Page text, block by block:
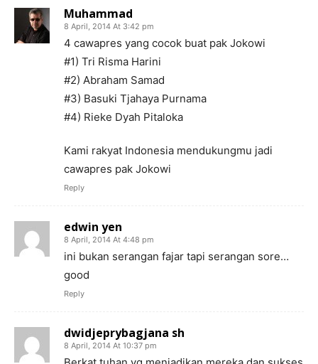
Muhammad
8 April, 2014 At 3:42 pm
4 cawapres yang cocok buat pak Jokowi
#1) Tri Risma Harini
#2) Abraham Samad
#3) Basuki Tjahaya Purnama
#4) Rieke Dyah Pitaloka
Kami rakyat Indonesia mendukungmu jadi
cawapres pak Jokowi
Reply
edwin yen
8 April, 2014 At 4:48 pm
ini bukan serangan fajar tapi serangan sore…
good
Reply
dwidjeprybagjana sh
8 April, 2014 At 10:37 pm